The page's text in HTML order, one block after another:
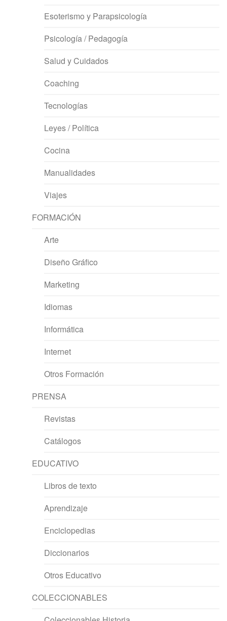
Esoterismo y Parapsicología
Psicología / Pedagogía
Salud y Cuidados
Coaching
Tecnologías
Leyes / Política
Cocina
Manualidades
Viajes
FORMACIÓN
Arte
Diseño Gráfico
Marketing
Idiomas
Informática
Internet
Otros Formación
PRENSA
Revistas
Catálogos
EDUCATIVO
Libros de texto
Aprendizaje
Enciclopedias
Diccionarios
Otros Educativo
COLECCIONABLES